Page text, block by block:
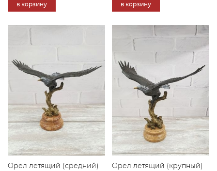
в корзину в корзину
Орёл летящий (средний) Орёл летящий (крупный)